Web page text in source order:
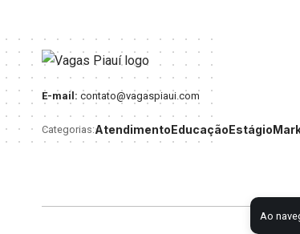
Ao
E-mail: contato@vagaspiaui.com
Categorias:AtendimentoEducaçãoEstágio